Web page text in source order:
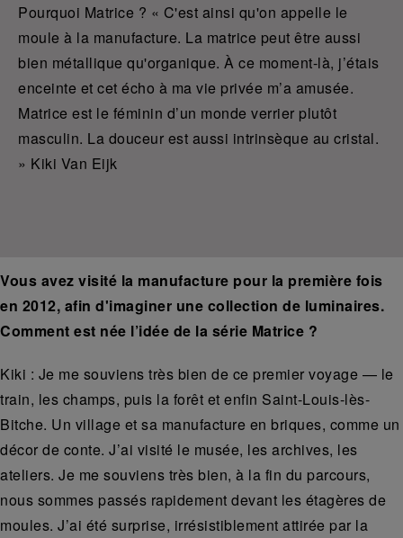
Pourquoi Matrice ? « C'est ainsi qu'on appelle le
moule à la manufacture. La matrice peut être aussi
bien métallique qu'organique. À ce moment-là, j’étais
enceinte et cet écho à ma vie privée m’a amusée.
Matrice est le féminin d’un monde verrier plutôt
masculin. La douceur est aussi intrinsèque au cristal.
» Kiki Van Eijk
Vous avez visité la manufacture pour la première fois
en 2012, afin d'imaginer une collection de luminaires.
Comment est née l’idée de la série Matrice ?
Kiki : Je me souviens très bien de ce premier voyage — le
train, les champs, puis la forêt et enfin Saint-Louis-lès-
Bitche. Un village et sa manufacture en briques, comme un
décor de conte. J’ai visité le musée, les archives, les
ateliers. Je me souviens très bien, à la fin du parcours,
nous sommes passés rapidement devant les étagères de
moules. J’ai été surprise, irrésistiblement attirée par la